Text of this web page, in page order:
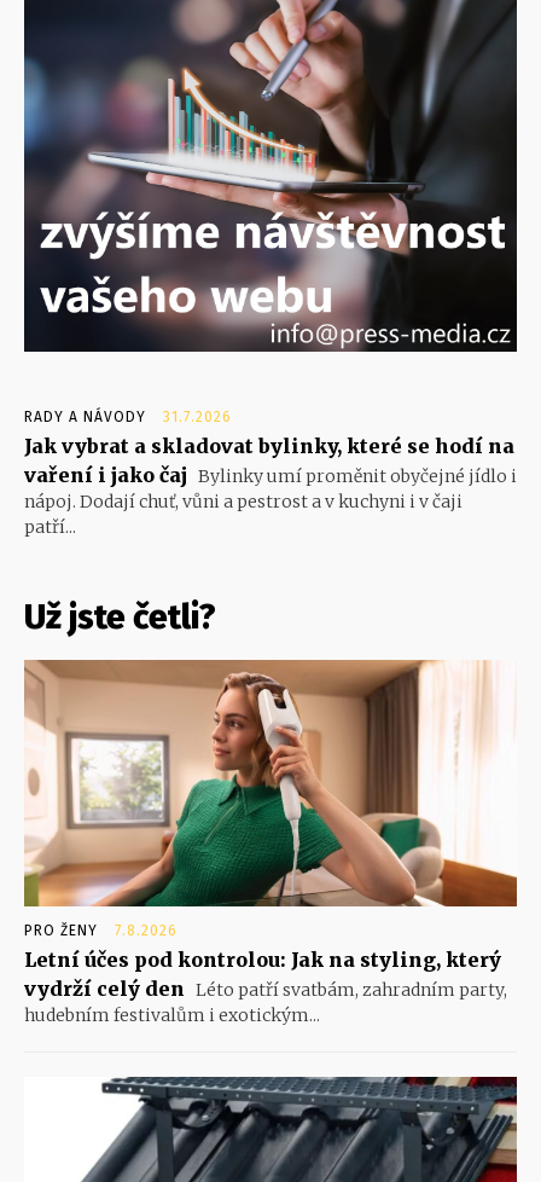
RADY A NÁVODY 31.7.2026
Jak vybrat a skladovat bylinky, které se hodí na
vaření i jako čaj Bylinky umí proměnit obyčejné jídlo i
nápoj. Dodají chuť, vůni a pestrost a v kuchyni i v čaji
patří...
Už jste četli?
PRO ŽENY 7.8.2026
Letní účes pod kontrolou: Jak na styling, který
vydrží celý den
Léto patří svatbám, zahradním party,
hudebním festivalům i exotickým...